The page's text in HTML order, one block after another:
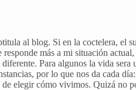
al blog. Si en la coctelera, el
más a mi situación
Para algunos la vida
por lo que nos da cada
elegir cómo vivimos. Quizá no